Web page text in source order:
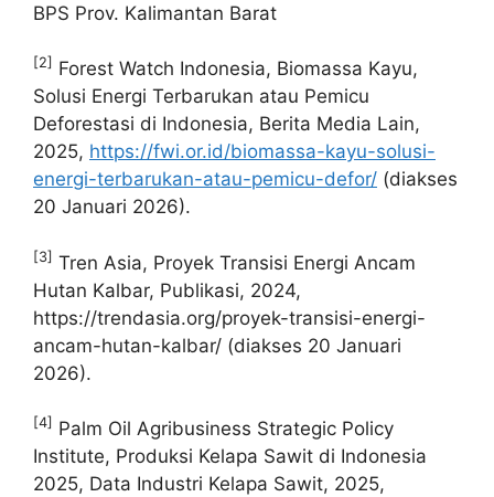
BPS Prov. Kalimantan Barat
[2] Forest Watch Indonesia, Biomassa Kayu,
Solusi Energi Terbarukan atau Pemicu
Deforestasi di Indonesia, Berita Media Lain,
2025, https://fwi.or.id/biomassa-kayu-solusi-
energi-terbarukan-atau-pemicu-defor/ (diakses
20 Januari 2026).
[3] Tren Asia, Proyek Transisi Energi Ancam
Hutan Kalbar, Publikasi, 2024,
https://trendasia.org/proyek-transisi-energi-
ancam-hutan-kalbar/ (diakses 20 Januari
2026).
[4] Palm Oil Agribusiness Strategic Policy
Institute, Produksi Kelapa Sawit di Indonesia
2025, Data Industri Kelapa Sawit, 2025,